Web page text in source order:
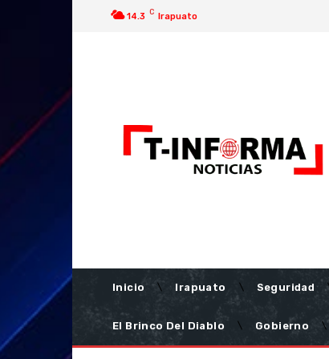
14.3 C Irapuato
Inicio Irapuato Seguridad
El Brinco Del Diablo Gobierno